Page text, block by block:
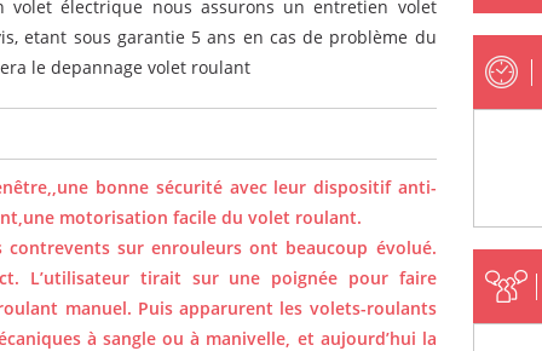
volet électrique nous assurons un entretien volet
etant sous garantie 5 ans en cas de problème du
le depannage volet roulant
bonne sécurité avec leur dispositif anti-
motorisation facile du volet roulant.
contrevents sur enrouleurs ont beaucoup évolué.
L’utilisateur tirait sur une poignée pour faire
manuel. Puis apparurent les volets-roulants
à sangle ou à manivelle, et aujourd’hui la